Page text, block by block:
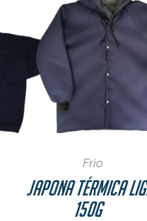
Frio
Japona Térmica
150g